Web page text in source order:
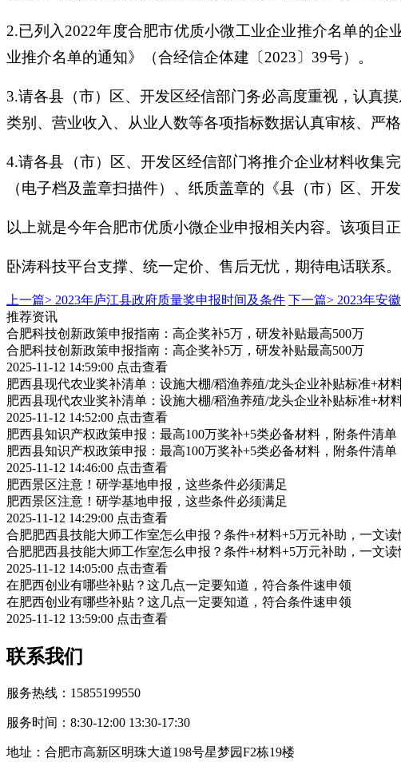
2.已列入2022年度合肥市优质小微工业企业推介名单的
业推介名单的通知》（合经信企体建〔2023〕39号）。
3.请各县（市）区、开发区经信部门务必高度重视，认真
类别、营业收入、从业人数等各项指标数据认真审核、严
4.请各县（市）区、开发区经信部门将推介企业材料收集
（电子档及盖章扫描件）、纸质盖章的《县（市）区、开
以上就是今年合肥市优质小微企业申报相关内容。该项目
卧涛科技平台支撑、统一定价、售后无忧，期待电话联系。
上一篇> 2023年庐江县政府质量奖申报时间及条件 下一篇> 2023年安
推荐资讯
合肥科技创新政策申报指南：高企奖补5万，研发补贴最高500万
合肥科技创新政策申报指南：高企奖补5万，研发补贴最高500万
2025-11-12 14:59:00 点击查看
肥西县现代农业奖补清单：设施大棚/稻渔养殖/龙头企业补贴标准+材
肥西县现代农业奖补清单：设施大棚/稻渔养殖/龙头企业补贴标准+材
2025-11-12 14:52:00 点击查看
肥西县知识产权政策申报：最高100万奖补+5类必备材料，附条件清单
肥西县知识产权政策申报：最高100万奖补+5类必备材料，附条件清单
2025-11-12 14:46:00 点击查看
肥西景区注意！研学基地申报，这些条件必须满足
肥西景区注意！研学基地申报，这些条件必须满足
2025-11-12 14:29:00 点击查看
合肥肥西县技能大师工作室怎么申报？条件+材料+5万元补助，一文读
合肥肥西县技能大师工作室怎么申报？条件+材料+5万元补助，一文读
2025-11-12 14:05:00 点击查看
在肥西创业有哪些补贴？这几点一定要知道，符合条件速申领
在肥西创业有哪些补贴？这几点一定要知道，符合条件速申领
2025-11-12 13:59:00 点击查看
联系我们
服务热线：15855199550
服务时间：8:30-12:00 13:30-17:30
地址：合肥市高新区明珠大道198号星梦园F2栋19楼